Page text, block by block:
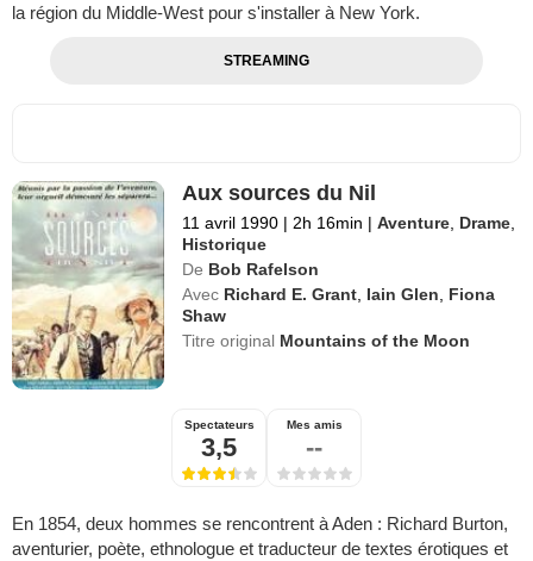
la région du Middle-West pour s'installer à New York.
STREAMING
Aux sources du Nil
11 avril 1990 | 2h 16min | Aventure, Drame,
Historique
De Bob Rafelson
Avec Richard E. Grant, Iain Glen, Fiona
Shaw
Titre original Mountains of the Moon
Spectateurs
3,5
Mes amis
--
En 1854, deux hommes se rencontrent à Aden : Richard Burton,
aventurier, poète, ethnologue et traducteur de textes érotiques et